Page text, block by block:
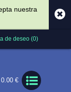
nuestra
de deseo (0)
€